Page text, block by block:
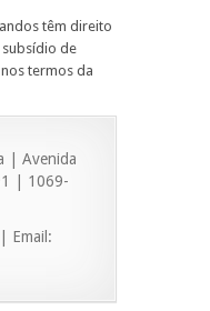
têm direito
de
termos da
| Avenida
| 1069-
Email: